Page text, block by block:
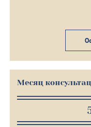
Месяц